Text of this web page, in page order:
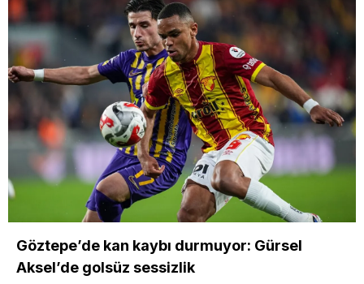
Göztepe’de kan kaybı durmuyor: Gürsel
Aksel’de golsüz sessizlik